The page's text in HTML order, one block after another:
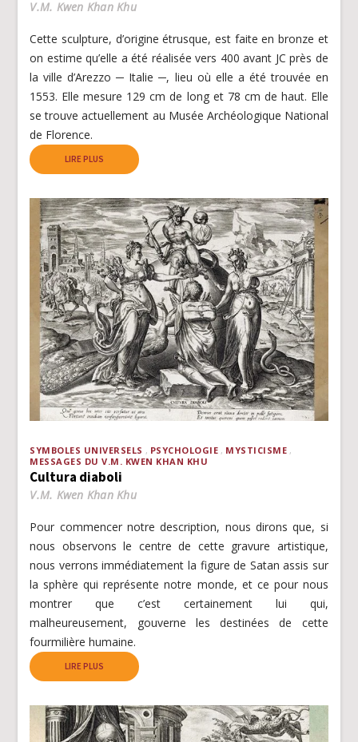
V.M. Kwen Khan Khu
Cette sculpture, d’origine étrusque, est faite en bronze et
on estime qu’elle a été réalisée vers 400 avant JC près de
la ville d’Arezzo ─ Italie ─, lieu où elle a été trouvée en
1553. Elle mesure 129 cm de long et 78 cm de haut. Elle
se trouve actuellement au Musée Archéologique National
de Florence.
LIRE PLUS
SYMBOLES UNIVERSELS PSYCHOLOGIE
MYSTICISME
MESSAGES DU V.M. KWEN KHAN KHU
Cultura diaboli
V.M. Kwen Khan Khu
Pour commencer notre description, nous dirons que, si
nous observons le centre de cette gravure artistique,
nous verrons immédiatement la figure de Satan assis sur
la sphère qui représente notre monde, et ce pour nous
montrer que c’est certainement lui qui,
malheureusement, gouverne les destinées de cette
fourmilière humaine.
LIRE PLUS